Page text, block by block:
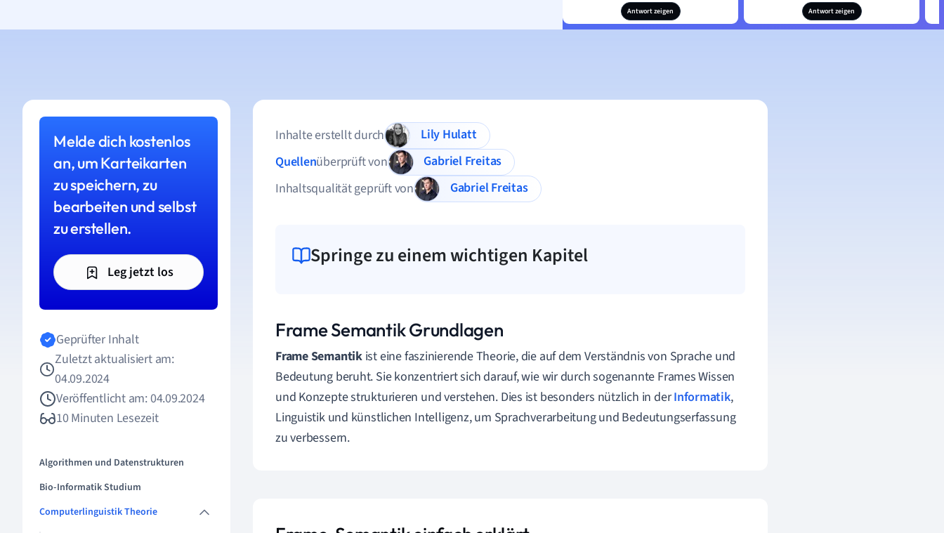
Antwort zeigen Antwort zeigen
Melde dich kostenlos
an, um Karteikarten
zu speichern, zu
bearbeiten und selbst
zu erstellen.
Leg jetzt los
Geprüfter Inhalt
Zuletzt aktualisiert am:
04.09.2024
Veröffentlicht am: 04.09.2024
10 Minuten Lesezeit
Algorithmen und Datenstrukturen
Bio-Informatik Studium
Computerlinguistik Theorie
Inhalte erstellt durch
Lily Hulatt
Quellenüberprüft von
Gabriel Freitas
Inhaltsqualität geprüft von
Gabriel Freitas
Springe zu einem wichtigen Kapitel
Frame Semantik Grundlagen
Frame Semantikist eine faszinierende Theorie, die auf dem Verständnis von Sprache und
Bedeutung beruht. Sie konzentriert sich darauf, wie wir durch sogenannte Frames Wissen
und Konzepte strukturieren und verstehen. Dies ist besonders nützlich in derInformatik,
Linguistik und künstlichen Intelligenz, um Sprachverarbeitung und Bedeutungserfassung
zu verbessern.